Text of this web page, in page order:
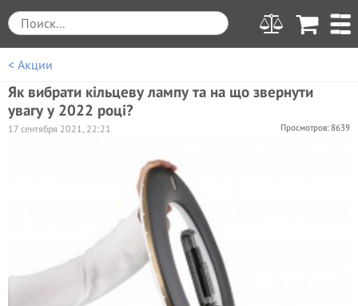
< Акции
Як вибрати кільцеву лампу та на що звернути
увагу у 2022 році?
Просмотров: 8639
17 сентября 2021, 22:21